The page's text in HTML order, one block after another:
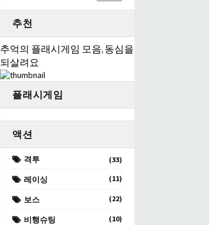
추천
추억의 플래시게임 모음, 동심을
되살려요
플래시게임
액션
격투 (33)
레이싱 (11)
보스 (22)
비행슈팅 (10)